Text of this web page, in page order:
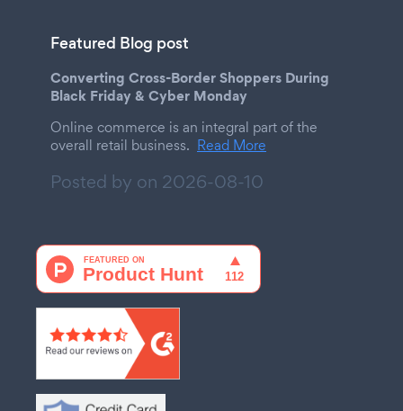
Featured Blog post
Converting Cross-Border Shoppers During
Black Friday & Cyber Monday
Online commerce is an integral part of the
overall retail business. Read More
Posted by on 2026-08-10